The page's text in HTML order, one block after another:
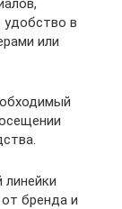
удобство в
или
бренда и